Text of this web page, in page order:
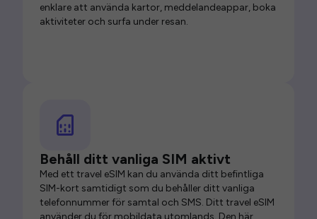
enklare att använda kartor, meddelandeappar, boka
aktiviteter och surfa under resan.
Behåll ditt vanliga SIM aktivt
Med ett travel eSIM kan du använda ditt befintliga
SIM-kort samtidigt som du behåller ditt vanliga
telefonnummer för samtal och SMS. Ditt travel eSIM
använder du för mobildata utomlands. Den här